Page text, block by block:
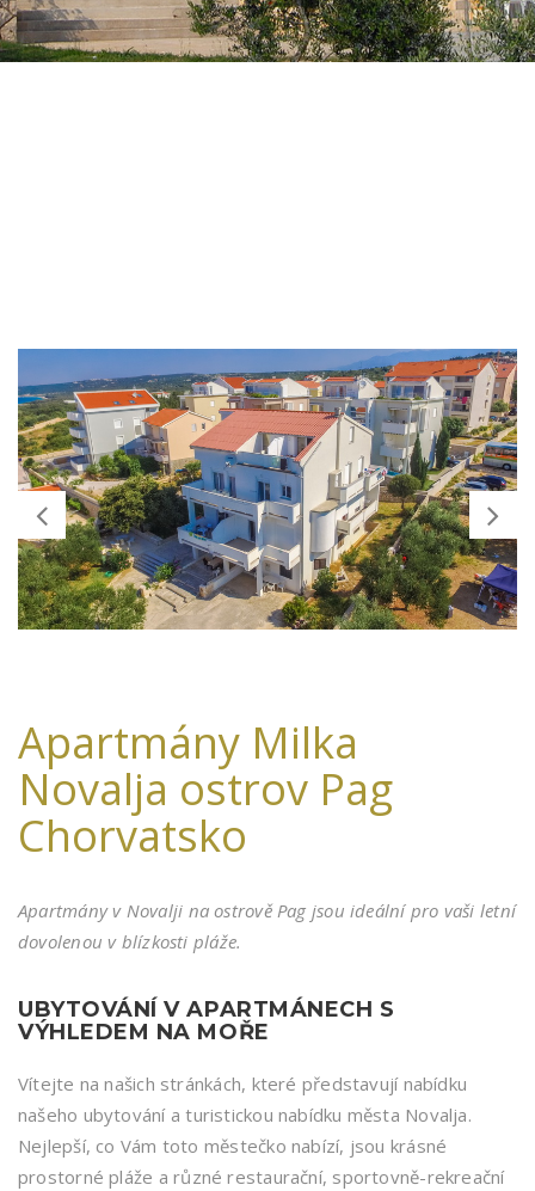
Apartmány Milka
Novalja ostrov Pag
Chorvatsko
Apartmány v Novalji na ostrově Pag jsou ideální pro vaši letní
dovolenou v blízkosti pláže.
UBYTOVÁNÍ V APARTMÁNECH S
VÝHLEDEM NA MOŘE
Vítejte na našich stránkách, které představují nabídku
našeho ubytování a turistickou nabídku města Novalja.
Nejlepší, co Vám toto městečko nabízí, jsou krásné
prostorné pláže a různé restaurační, sportovně-rekreační